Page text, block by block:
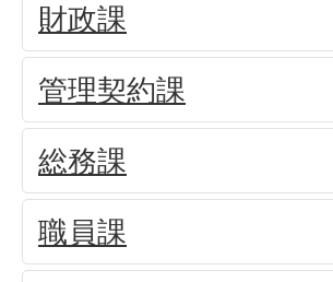
財政課
管理契約課
総務課
職員課